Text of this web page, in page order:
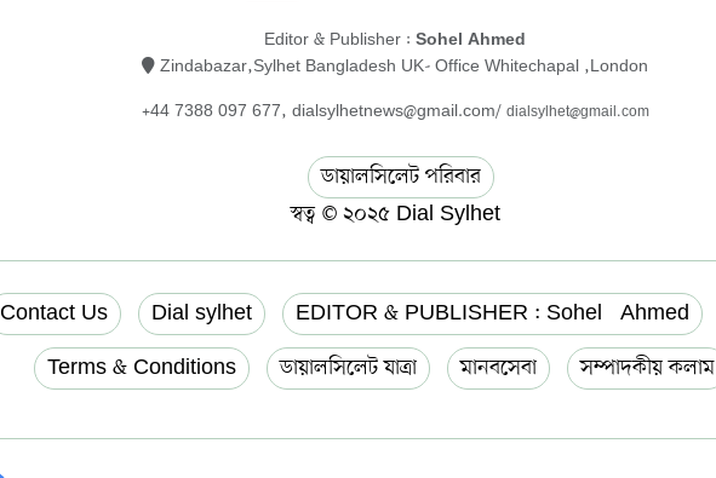
Editor & Publisher : Sohel Ahmed
Zindabazar,Sylhet Bangladesh UK- Office Whitechapal ,London
+44 7388 097 677, dialsylhetnews@gmail.com/ dialsylhet@gmail.com
ডায়ালসিলেট পরিবার
স্বত্ব © ২০২৫ Dial Sylhet
Contact Us Dial sylhet EDITOR & PUBLISHER : Sohel Ahmed
Terms & Conditions
ডায়ালসিলেট যাত্রা মানবসেবা সম্পাদকীয় কলাম